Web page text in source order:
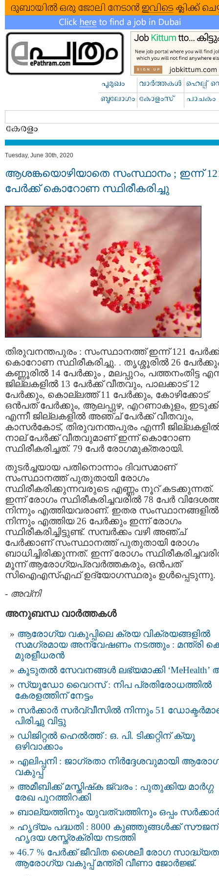
Tuesday, June 30th, 2020
ആശങ്കയൊഴിയാതെ സംസ്ഥാനം ; ഇന്ന്
പേര്‍ക്ക് കൊറോണ സ്ഥിരീകരിച്ചു
തിരുവനന്തപുരം : സംസ്ഥാനത്ത് ഇന്ന് 121 പേര്‍ക്ക്
കൊറോണ സ്ഥിരീകരിച്ചു. . തൃശ്ശൂരില്‍ 26
കണ്ണൂരില്‍ 14 പേര്‍ക്കും , മലപ്പുറം, പത്തനംതിട്ട
ജില്ലകളില്‍ 13 പേര്‍ക്ക് വീതവും, പാലക്കാട് 12
പേര്‍ക്കും, കൊല്ലത്ത് 11 പേര്‍ക്കും, കോഴിക്കോട്
ഒന്‍പത് പേര്‍ക്കും, ആലപ്പുഴ, എറണാകുളം,
എന്നീ ജില്ലകളില്‍ അഞ്ച് പേര്‍ക്ക് വീതവും,
കാസര്‍കോട്, തിരുവനന്തപുരം എന്നീ
നാല് പേര്‍ക്ക് വീതവുമാണ് ഇന്ന് കൊറോണ
സ്ഥിരീകരിച്ചത്. 79 പേര്‍ രോഗമുക്തരായി.
തുടര്‍ച്ചയായ പതിനൊന്നാം ദിവസമാണ്
സംസ്ഥാനത്ത് പുതുതായി രോഗം
സ്ഥിരീകരിക്കുന്നവരുടെ എണ്ണം നൂറ് കടക്കുന്നത്.
ഇന്ന് രോഗം സ്ഥിരീകരിച്ചവരില്‍ 78 പേര്‍
നിന്നും എത്തിയവരാണ്. ഇതര സംസ്ഥാനങ്ങളില്‍
നിന്നും എത്തിയ 26 പേര്‍ക്കും ഇന്ന് രോഗം
സ്ഥിരീകരിച്ചിട്ടുണ്ട്. സമ്പര്‍ക്കം വഴി അഞ്ച്
പേര്‍ക്കാണ് സംസ്ഥാനത്ത് പുതുതായി രോഗം
ബാധിച്ചിരിക്കുന്നത്. ഇന്ന് രോഗം
മൂന്ന് ആരോഗ്യപ്രവര്‍ത്തകരും, ഒന്‍പത്
സിഐഎസ്എഫ് ഉദ്യോഗസ്ഥരും ഉള്‍പ്പെടുന്നു.
- അവ്നി
അനുബന്ധ വാര്‍ത്തകള്‍
ആരോഗ്യ വകുപ്പിലെ ക്രയ വിക്രയങ്ങളിൽ
സമഗ്രമായ അന്വേഷണം നടത്തും : മന്ത്രി
മുരളീധരൻ
കൂടുതൽ സേവനങ്ങൾ ലഭ്യമാക്കി ‘MeHealth’
സ്യൂഡോ വൈറസ് : നിപ പ്രതിരോധത്തിൽ
കേരളത്തിന് നേട്ടം
സർക്കാർ സർവ്വീസിൽ നിന്നും 51
പിരിച്ചു വിട്ടു
ഡിജിറ്റൽ ഹെൽത്ത് : ഒ. പി. ടിക്കറ്റിന് ക്യൂ
ഒഴിവാക്കാം
എലിപ്പനി : ജാഗ്രതാ നിർദ്ദേശവുമായി
വകുപ്പ്‌
അമീബിക്ക് മസ്തിഷ്‌ക ജ്വരം : പുതുക്കിയ മാര്‍ഗ്ഗ
രേഖ പുറത്തിറക്കി
ബാല്യത്തിനും യുവത്വത്തിനും ഒപ്പം
ഹൃദ്യം പദ്ധതി : 8000 കുഞ്ഞുങ്ങൾക്ക്
ഹൃദയ ശസ്ത്രക്രിയ നടത്തി
46.7 % പേർക്ക് ജീവിത ശൈലീ രോഗ
ആരോഗ്യ വകുപ്പ് മന്ത്രി വീണാ ജോർജ്ജ്.